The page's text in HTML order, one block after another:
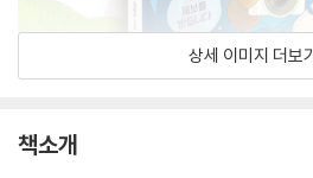
상세 이미지 더보기
책소개